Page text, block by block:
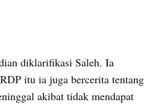
diklarifikasi Saleh. Ia
itu ia juga bercerita tentang
akibat tidak mendapat